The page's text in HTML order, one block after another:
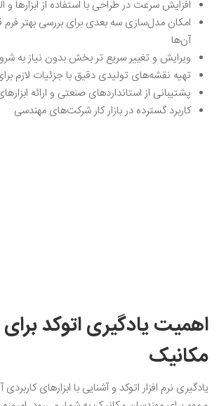
افزایش سرعت در طراحی با استفاده از ابزارها و
امکان مدل‌سازی سه بعدی برای بررسی بهتر
آن‌ها
ویرایش و تغییر سریع تر بخش بدون نیاز به
تهیه نقشه‌های تولیدی دقیق با جزئیات لازم
پشتیبانی از استانداردهای صنعتی و ارائه
کاربرد گسترده در بازار کار شرکت‌های مهندسی
اهمیت یادگیری اتوکد
مکانیک
یادگیری نرم افزار اتوکد و آشنایی با ابزارهای